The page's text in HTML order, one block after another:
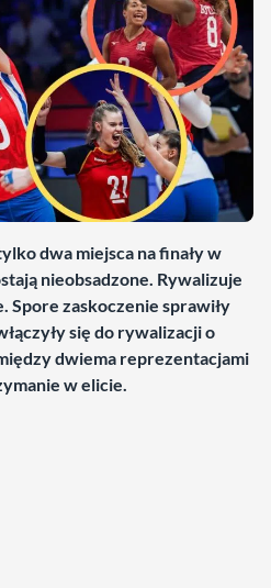
dwa miejsca na finały w
nieobsadzone. Rywalizuje
zaskoczenie sprawiły
się do rywalizacji o
dwiema reprezentacjami
w elicie.